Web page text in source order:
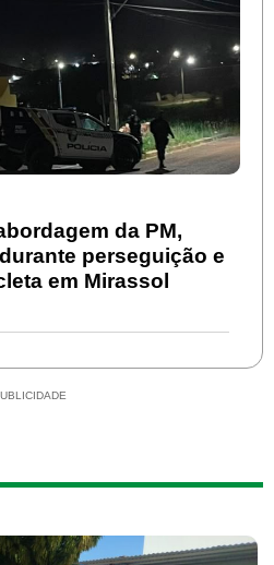
da PM,
perseguição e
em Mirassol